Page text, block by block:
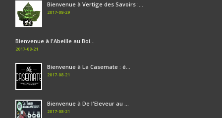
Bienvenue à Vertige des Savoirs :...
2017-08-29
Bienvenue à l'Abeille au Boi...
2017-08-21
Bienvenue à La Casemate : é...
2017-08-21
Bienvenue à De l'Eleveur au ...
2017-08-21